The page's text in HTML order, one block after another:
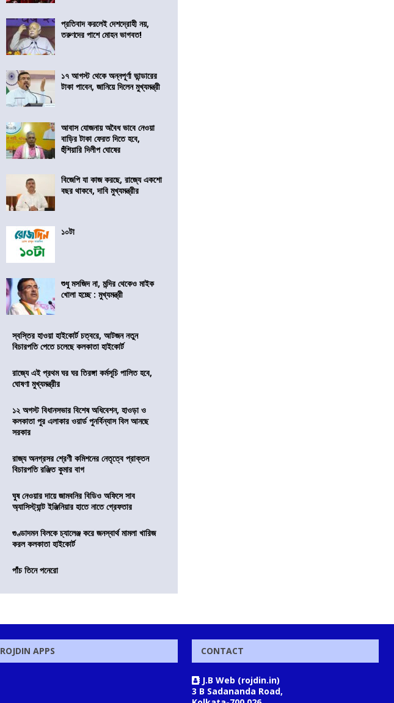
প্রতিবাদ করলেই দেশদ্রোহী নয়,
তরুণদের পাশে মোহন ভাগবত!
১৭ আগস্ট থেকে অন্নপূর্ণা ভান্ডারের
টাকা পাবেন, জানিয়ে দিলেন মুখ্যমন্ত্রী
আবাস যোজনায় অবৈধ ভাবে নেওয়া
বাড়ির টাকা ফেরত দিতে হবে,
হুঁশিয়ারি দিলীপ ঘোষের
বিজেপি যা কাজ করছে, রাজ্যে একশো
বছর থাকবে, দাবি মুখ্যমন্ত্রীর
১০টা
শুধু মসজিদ না, মন্দির থেকেও মাইক
খোলা হচ্ছে : মুখ্যমন্ত্রী
স্বস্তির হাওয়া হাইকোর্ট চত্বরে, আটজন নতুন
বিচারপতি পেতে চলেছে কলকাতা হাইকোর্ট
রাজ্যে এই প্রথম ঘর ঘর তিরঙ্গা কর্মসূচি পালিত হবে,
ঘোষণা মুখ্যমন্ত্রীর
১২ অগস্ট বিধানসভার বিশেষ অধিবেশন, হাওড়া ও
কলকাতা পুর এলাকার ওয়ার্ড পুনর্বিন্যাস বিল আনছে
সরকার
রাজ্য অনগ্রসর শ্রেণী কমিশনের নেতৃত্বে প্রাক্তন
বিচারপতি রঞ্জিত কুমার বাগ
ঘুষ নেওয়ার দায়ে জামবনির বিডিও অফিসে সাব
অ্যাসিস্ট্যান্ট ইঞ্জিনিয়ার হাতে নাতে গ্রেফতার
গুণ্ডাদমন বিলকে চ্যালেঞ্জ করে জনস্বার্থ মামলা খারিজ
করল কলকাতা হাইকোর্ট
পাঁচ তিনে পনেরো
ROJDIN APPS CONTACT
J.B Web (rojdin.in)
3 B Sadananda Road,